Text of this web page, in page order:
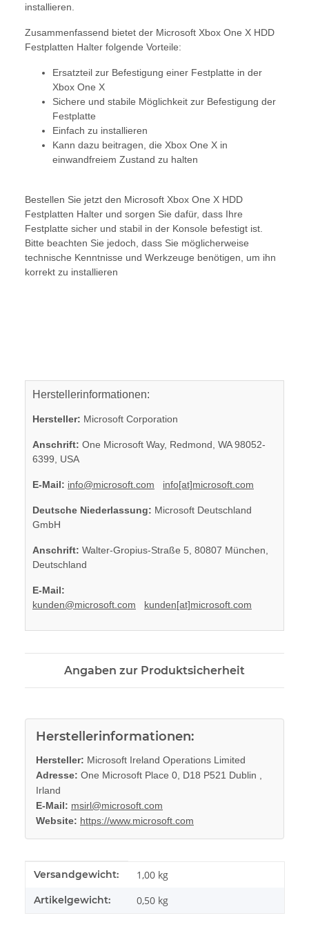
installieren.
Zusammenfassend bietet der Microsoft Xbox One X HDD
Festplatten Halter folgende Vorteile:
Ersatzteil zur Befestigung einer Festplatte in der
Xbox One X
Sichere und stabile Möglichkeit zur Befestigung der
Festplatte
Einfach zu installieren
Kann dazu beitragen, die Xbox One X in
einwandfreiem Zustand zu halten
Bestellen Sie jetzt den Microsoft Xbox One X HDD
Festplatten Halter und sorgen Sie dafür, dass Ihre
Festplatte sicher und stabil in der Konsole befestigt ist.
Bitte beachten Sie jedoch, dass Sie möglicherweise
technische Kenntnisse und Werkzeuge benötigen, um ihn
korrekt zu installieren
Herstellerinformationen:
Hersteller: Microsoft Corporation
Anschrift: One Microsoft Way, Redmond, WA 98052-
6399, USA
E-Mail: info@microsoft.com info[at]microsoft.com
Deutsche Niederlassung: Microsoft Deutschland
GmbH
Anschrift: Walter-Gropius-Straße 5, 80807 München,
Deutschland
E-Mail:
kunden@microsoft.com
kunden[at]microsoft.com
Angaben zur Produktsicherheit
Herstellerinformationen:
Hersteller: Microsoft Ireland Operations Limited
Adresse: One Microsoft Place 0, D18 P521 Dublin ,
Irland
E-Mail: msirl@microsoft.com
Website: https://www.microsoft.com
Produkteigenschaft
Wert
Versandgewicht: 1,00 kg
Artikelgewicht: 0,50 kg